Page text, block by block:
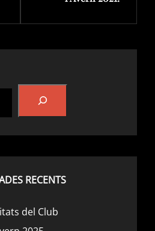
RECENTS
del Club